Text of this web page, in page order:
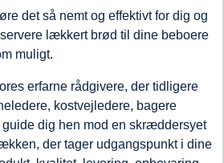
det så nemt og effektivt for dig og
lækkert brød til dine beboere
muligt.
erfarne rådgivere, der tidligere
kostvejledere, bagere
dig hen mod en skræddersyet
der tager udgangspunkt i dine